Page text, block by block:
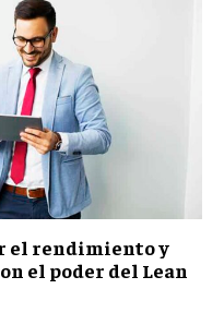
el rendimiento y
el poder del Lean